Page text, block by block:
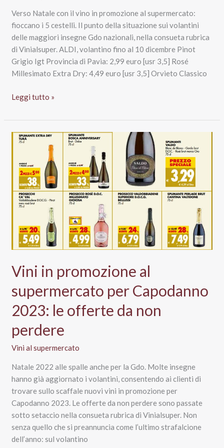
Verso Natale con il vino in promozione al supermercato:
fioccano i 5 cestelli. Il punto della situazione sui volantini
delle maggiori insegne Gdo nazionali, nella consueta rubrica
di Vinialsuper. ALDI, volantino fino al 10 dicembre Pinot
Grigio Igt Provincia di Pavia: 2,99 euro [usr 3,5] Rosé
Millesimato Extra Dry: 4,49 euro [usr 3,5] Orvieto Classico
Verso
con
il
vino
promozione
supermercato:
fioccano
cestelli
Leggi tutto »
Vini in promozione al
supermercato per Capodanno
2023: le offerte da non
perdere
Vini al supermercato
Natale 2022 alle spalle anche per la Gdo. Molte insegne
hanno già aggiornato i volantini, consentendo ai clienti di
trovare sullo scaffale nuovi vini in promozione per
Capodanno 2023. Le offerte da non perdere sono passate
sotto setaccio nella consueta rubrica di Vinialsuper. Non
senza quello che si preannuncia come l’ultimo strafalcione
dell’anno: sul volantino